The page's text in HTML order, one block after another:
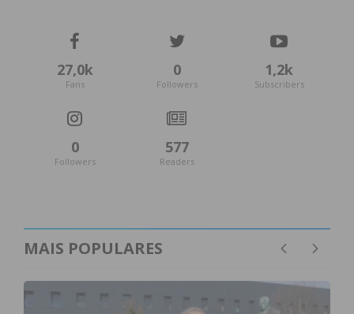
27,0k
Fans
0
Followers
1,2k
Subscribers
0
Followers
577
Readers
MAIS POPULARES